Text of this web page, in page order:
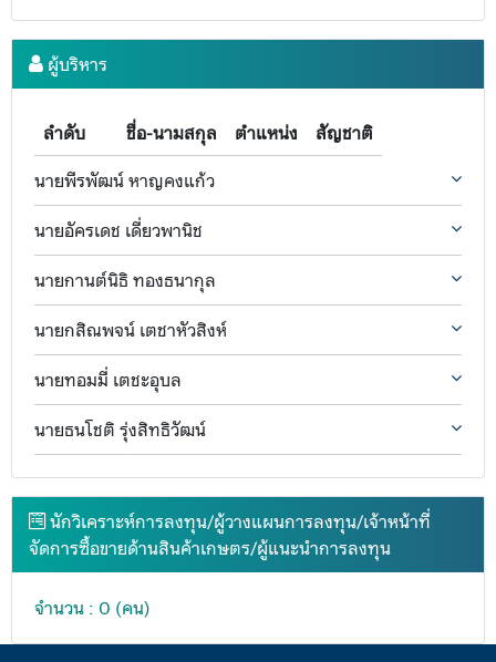
ผู้บริหาร
ลำดับ ชื่อ-นามสกุล ตำแหน่ง
สัญชาติ
นายพีรพัฒน์ หาญคงแก้ว
นายอัครเดช เดี่ยวพานิช
นายกานต์นิธิ ทองธนากุล
นายกสิณพจน์ เตชาหัวสิงห์
นายทอมมี่ เตชะอุบล
นายธนโชติ รุ่งสิทธิวัฒน์
นักวิเคราะห์การลงทุน/ผู้วางแผนการลงทุน/เจ้าหน้าที่
จัดการซื้อขายด้านสินค้าเกษตร/ผู้แนะนำการลงทุน
จำนวน : 0 (คน)